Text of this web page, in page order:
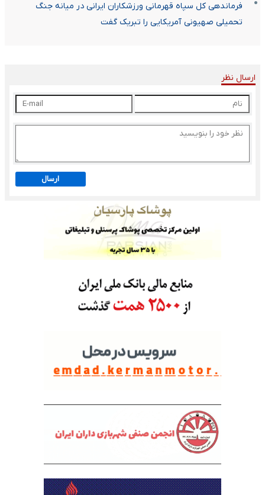
فرماندهی کل سپاه قهرمانی ورزشکاران ایرانی در میانه جنگ
تحمیلی صهیونی آمریکایی را تبریک گفت
ارسال نظر
ارسال